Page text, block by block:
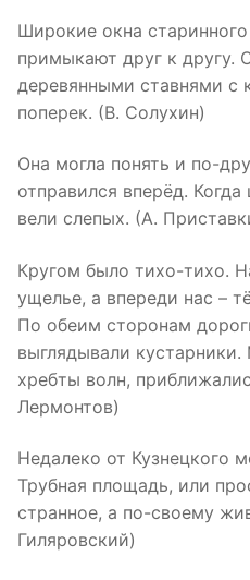
Широкие окна
примыкают друг к
деревянными ставнями с
поперек. (В. Солухин)
Она могла понять и по-
отправился вперёд.
вели слепых. (А.
Кругом было тихо-тихо.
ущелье, а впереди нас –
По обеим сторонам
выглядывали
хребты волн,
Лермонтов)
Недалеко от Кузнецкого
Трубная площадь, или
странное, а по-своему
Гиляровский)